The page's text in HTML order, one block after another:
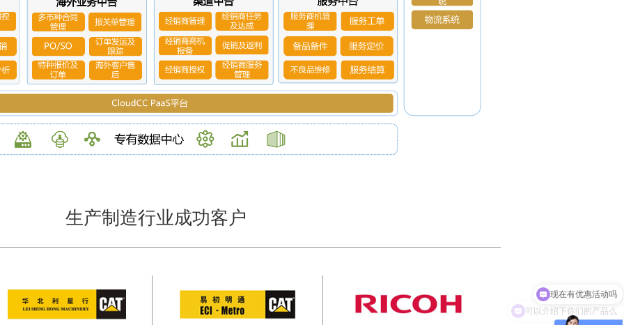
生产制造行业成功客户
可以介绍下你们的产品么